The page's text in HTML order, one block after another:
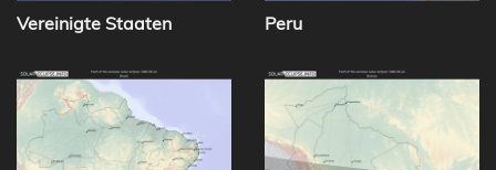
Vereinigte Staaten Peru